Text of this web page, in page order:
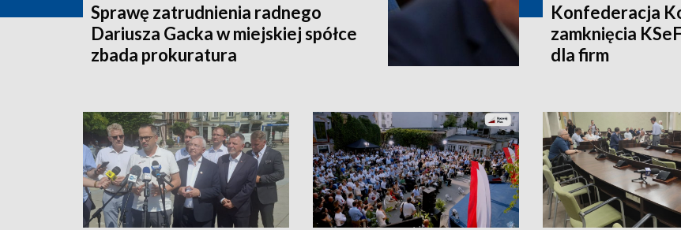
Sprawę zatrudnienia radnego
Dariusza Gacka w miejskiej spółce
zbada prokuratura
Konfederacja
zamknięcia
dla firm